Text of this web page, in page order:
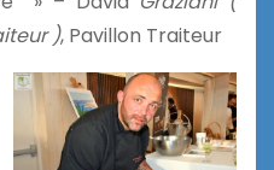
), Pavillon Traiteur